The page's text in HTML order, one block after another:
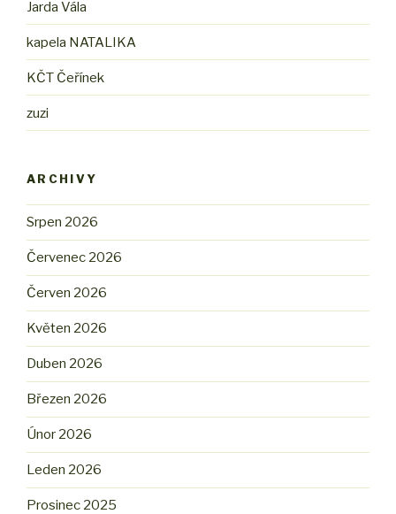
Jarda Vála
kapela NATALIKA
KČT Čeřínek
zuzi
ARCHIVY
Srpen 2026
Červenec 2026
Červen 2026
Květen 2026
Duben 2026
Březen 2026
Únor 2026
Leden 2026
Prosinec 2025